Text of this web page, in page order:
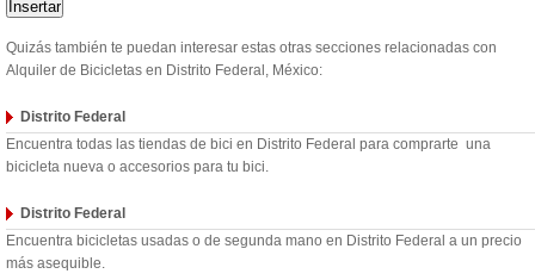
Quizás también te puedan interesar estas otras secciones relacionadas con
Alquiler de Bicicletas en Distrito Federal, México:
Distrito Federal
Encuentra todas las tiendas de bici en Distrito Federal para comprarte una
bicicleta nueva o accesorios para tu bici.
Distrito Federal
Encuentra bicicletas usadas o de segunda mano en Distrito Federal a un precio
más asequible.